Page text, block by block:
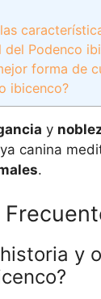
del Podenco
forma de
ibicenco?
y
canina
.
y